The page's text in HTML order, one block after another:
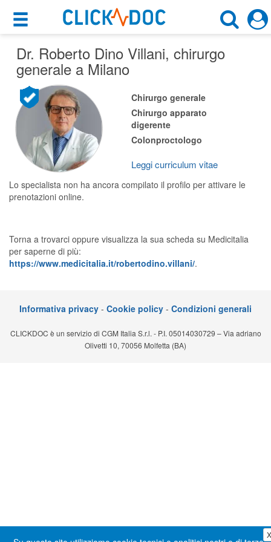
×
Motore di ricerca
×
Cerca uno specialista
Chirurgo Generale
Milano (MI)
CERCA
Cosa possiamo offrirti
Per i pazienti
Prenota una visita
Ricerca specialisti
Consulti online
Prenotazioni online
Planner e rubrica in cloud
Teleconsulto
Dr. Roberto Dino Villani, chirurgo
generale a Milano
Chirurgo generale
Chirurgo apparato
digerente
Colonproctologo
Leggi curriculum vitae
Lo specialista non ha ancora compilato il profilo per attivare le
prenotazioni online.
Torna a trovarci oppure visualizza la sua scheda su Medicitalia
per saperne di più:
https://www.medicitalia.it/robertodino.villani/.
X
Informativa privacy - Cookie policy - Condizioni generali
CLICKDOC è un servizio di CGM Italia S.r.l. - P.I. 05014030729 – Via adriano
Olivetti 10, 70056 Molfetta (BA)